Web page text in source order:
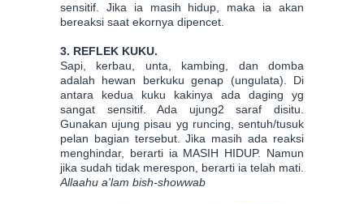
sensitif. Jika ia masih hidup, maka ia akan
bereaksi saat ekornya dipencet.
3. REFLEK KUKU.
Sapi, kerbau, unta, kambing, dan domba
adalah hewan berkuku genap (ungulata). Di
antara kedua kuku kakinya ada daging yg
sangat sensitif. Ada ujung2 saraf disitu.
Gunakan ujung pisau yg runcing, sentuh/tusuk
pelan bagian tersebut. Jika masih ada reaksi
menghindar, berarti ia MASIH HIDUP. Namun
jika sudah tidak merespon, berarti ia telah mati.
Allaahu a'lam bish-showwab